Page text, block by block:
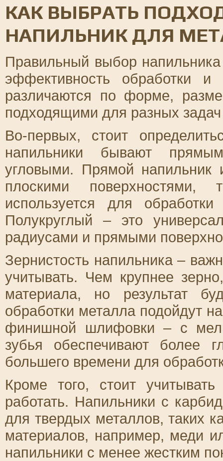
КАК ВЫБРАТЬ
НАПИЛЬНИК ДЛЯ
Правильный выбор
эффективность обработки и
различаются по форме,
подходящими для разных
Во-первых, стоит
напильники бывают
угловыми. Прямой напильник
плоскими поверхностями,
используется для
Полукруглый – это
радиусами и прямыми
Зернистость напильника –
учитывать. Чем крупнее
материала, но результат
обработки металла подойдут
финишной шлифовки – с
зубья обеспечивают более
большего времени для
Кроме того, стоит
работать. Напильники с
для твердых металлов, таких
материалов, например, меди
напильники с менее жестким